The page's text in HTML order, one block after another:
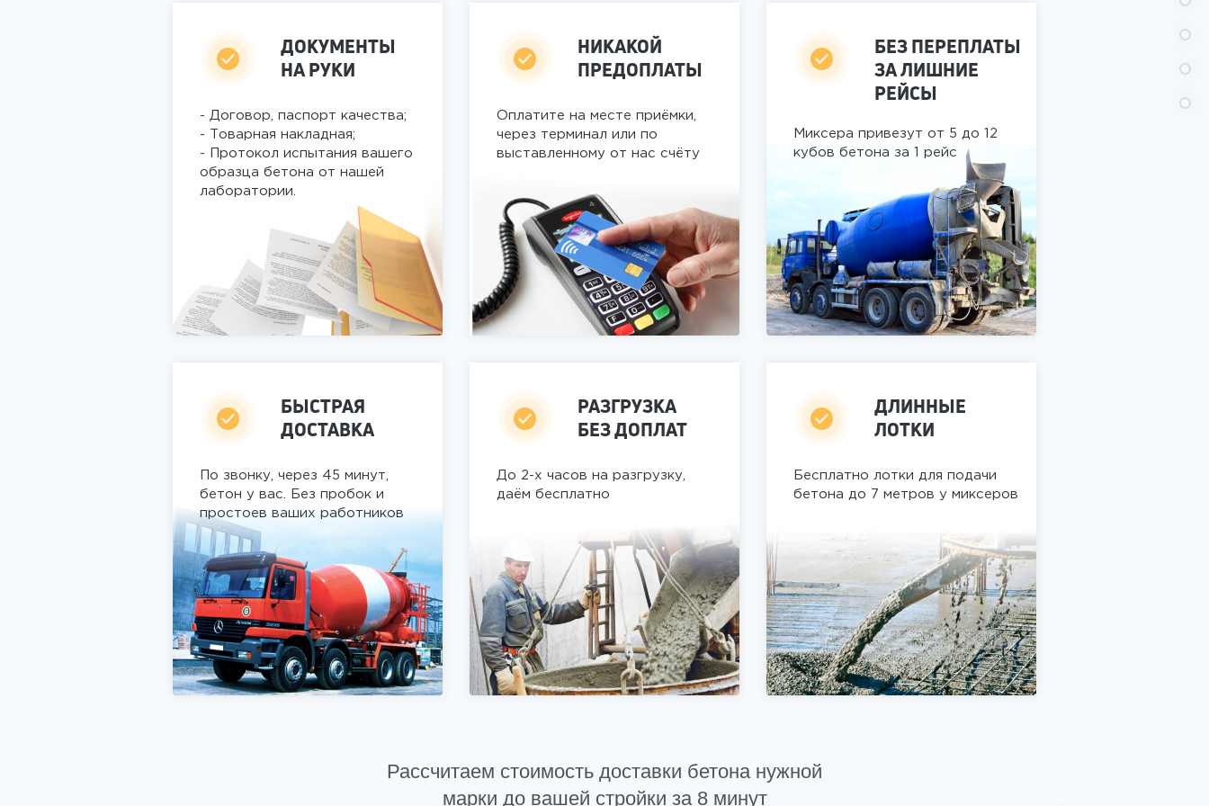
ДОКУМЕНТЫ
НА РУКИ
- Договор, паспорт качества;
- Товарная накладная;
- Протокол испытания вашего
образца бетона от нашей
лаборатории.
НИКАКОЙ
ПРЕДОПЛАТЫ
Оплатите на месте приёмки,
через терминал или по
выставленному от нас счёту
БЕЗ ПЕРЕПЛАТЫ
ЗА ЛИШНИЕ
РЕЙСЫ
Миксера привезут от 5 до 12
кубов бетона за 1 рейс
БЫСТРАЯ
ДОСТАВКА
По звонку, через 45 минут,
бетон у вас. Без пробок и
простоев ваших работников
РАЗГРУЗКА
БЕЗ ДОПЛАТ
До 2-х часов на разгрузку,
даём бесплатно
ДЛИННЫЕ
ЛОТКИ
Бесплатно лотки для подачи
бетона до 7 метров у миксеров
Рассчитаем стоимость доставки бетона нужной
марки до вашей стройки за 8 минут